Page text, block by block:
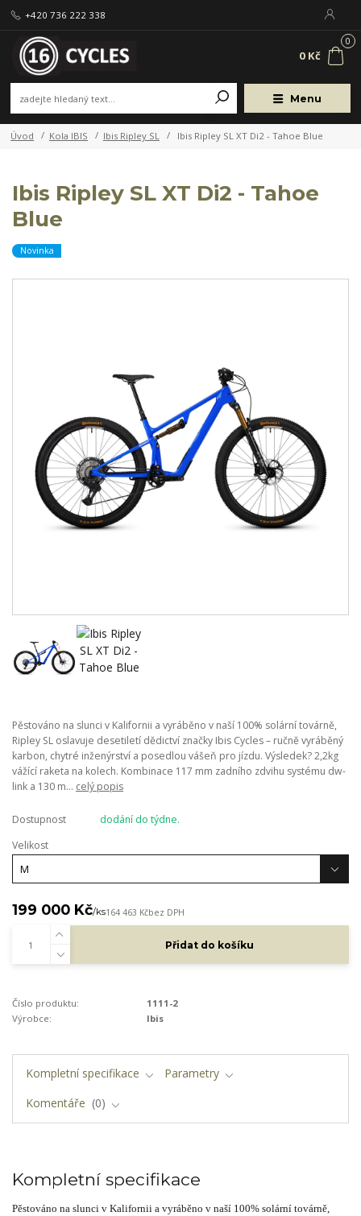
Menu
+420 736 222 338
0
0 Kč
Úvod Kola IBIS Ibis Ripley SL Ibis Ripley SL XT Di2 - Tahoe Blue
Ibis Ripley SL XT Di2 - Tahoe
Blue
Novinka
Pěstováno na slunci v Kalifornii a vyráběno v naší 100% solární továrně,
Ripley SL oslavuje desetiletí dědictví značky Ibis Cycles – ručně vyráběný
karbon, chytré inženýrství a posedlou vášeň pro jízdu. Výsledek? 2,2kg
vážící raketa na kolech. Kombinace 117 mm zadního zdvihu systému dw-
link a 130 m... celý popis
Dostupnost
dodání do týdne.
Velikost
199 000 Kč/ks164 463 Kčbez DPH
Přidat do košíku
Číslo produktu:
1111-2
Výrobce:
Ibis
Kompletní specifikace
Parametry
Komentáře
0
Kompletní specifikace
Pěstováno na slunci v Kalifornii a vyráběno v naší 100% solární továrně,